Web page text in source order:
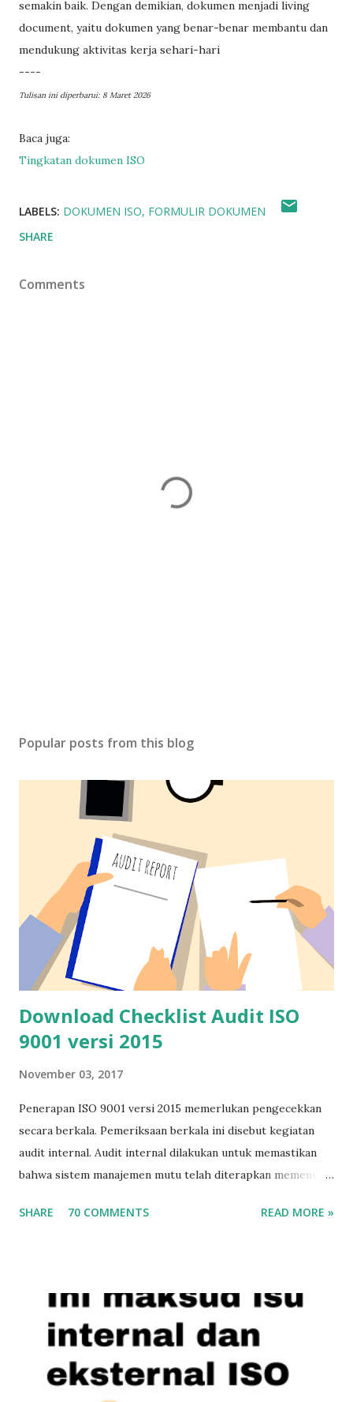
semakin baik. Dengan demikian, dokumen menjadi living
document, yaitu dokumen yang benar-benar membantu dan
mendukung aktivitas kerja sehari-hari
----
Tulisan ini diperbarui: 8 Maret 2026
Baca juga:
Tingkatan dokumen ISO
LABELS: DOKUMEN ISO FORMULIR DOKUMEN
SHARE
Comments
Popular posts from this blog
Download Checklist Audit ISO
9001 versi 2015
November 03, 2017
Penerapan ISO 9001 versi 2015 memerlukan pengecekkan
secara berkala. Pemeriksaan berkala ini disebut kegiatan
audit internal. Audit internal dilakukan untuk memastikan
bahwa sistem manajemen mutu telah diterapkan memenuhi
kegiatan audit internal tidak terlalu lama, pelaksanaan audit
checklist audit ISO 9001 versi 2015 (password LIST01) File
Checklist audit ini merupakan sumbangan bapak Safrudin
(syafaran@yahoo.com), anggota WA Grup ISO Semoga file
bermanfaat buat Anda yang bertugas sebagai auditor
SHARE 70 COMMENTS READ MORE »